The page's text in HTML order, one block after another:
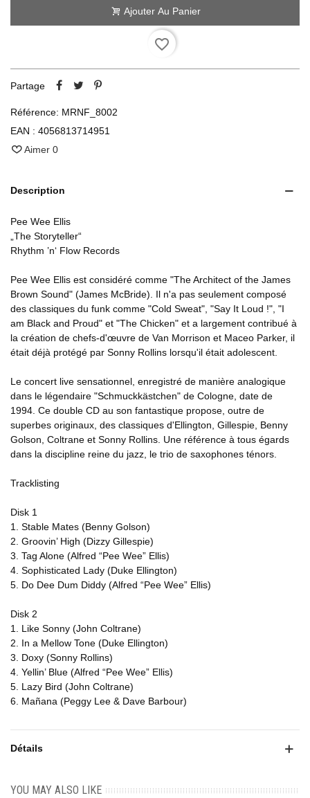
Ajouter Au Panier
favorite_border
Partage
Référence: MRNF_8002
EAN : 4056813714951
Aimer 0
Description
Pee Wee Ellis
„The Storyteller“
Rhythm ’n‘ Flow Records
Pee Wee Ellis est considéré comme "The Architect of the James
Brown Sound" (James McBride). Il n'a pas seulement composé
des classiques du funk comme "Cold Sweat", "Say It Loud !", "I
am Black and Proud" et "The Chicken" et a largement contribué à
la création de chefs-d'œuvre de Van Morrison et Maceo Parker, il
était déjà protégé par Sonny Rollins lorsqu'il était adolescent.
Le concert live sensationnel, enregistré de manière analogique
dans le légendaire "Schmuckkästchen" de Cologne, date de
1994. Ce double CD au son fantastique propose, outre de
superbes originaux, des classiques d'Ellington, Gillespie, Benny
Golson, Coltrane et Sonny Rollins. Une référence à tous égards
dans la discipline reine du jazz, le trio de saxophones ténors.
Tracklisting
Disk 1
1. Stable Mates (Benny Golson)
2. Groovin’ High (Dizzy Gillespie)
3. Tag Alone (Alfred “Pee Wee” Ellis)
4. Sophisticated Lady (Duke Ellington)
5. Do Dee Dum Diddy (Alfred “Pee Wee” Ellis)
Disk 2
1. Like Sonny (John Coltrane)
2. In a Mellow Tone (Duke Ellington)
3. Doxy (Sonny Rollins)
4. Yellin’ Blue (Alfred “Pee Wee” Ellis)
5. Lazy Bird (John Coltrane)
6. Mañana (Peggy Lee & Dave Barbour)
Détails
YOU MAY ALSO LIKE